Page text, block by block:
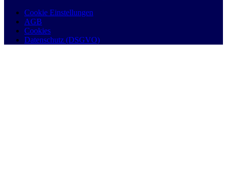
Cookie Einstellungen
AGB
Cookies
Datenschutz (DSGVO)